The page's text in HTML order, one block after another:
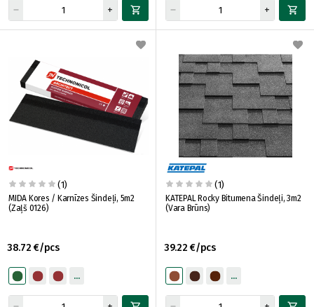
(1)
MIDA Kores / Karnīzes Šindeļi, 5m2
(Zaļš 0126)
38.72 €/pcs
(1)
KATEPAL Rocky Bitumena Šindeļi, 3m2
(Vara Brūns)
39.22 €/pcs